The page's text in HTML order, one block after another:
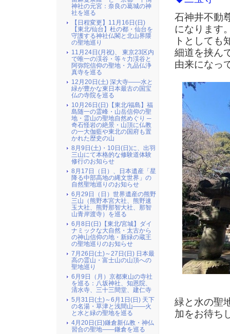
石神井不動
になります
トとしても
細道を挟ん
由来になっ
緑と水の聖
加をお待ち
神社の元宮：奈良の葛城の神
社を巡る
【日程変更】11月16日(日)
【東北/仙台】杜の都・仙台を
守護する神社仏閣と北山界隈
の聖地巡り
11月24日(月祝)、 東京23区内
で唯一の渓谷・等々力渓谷と
阿弥陀信仰の聖地・九品仏浄
真寺を巡る
12月20日(土) 深大寺――水と
緑が豊かな東日本最古の国宝
仏の寺院を巡る
10月26日(日)【東北/福島】福
島随一の霊峰・山岳信仰の聖
地・霊山の聖地自然めぐり ─
奇石怪岩の絶景・山頂に仏教
の一大伽藍や東北の国府も置
かれた歴史の山
8月9日(土)・10日(日)に、出羽
三山にて本格的な修験道体験
修行のお知らせ
8月17日（日）、日本遺産「星
降る中部高地の縄文世界」の
自然聖地巡りのお知らせ
6月29日（日）世界遺産の熊野
三山（熊野本宮大社、熊野速
玉大社、熊野那智大社、那智
山青岸渡寺）を巡る
6月8日(日)【東北/宮城】ダイ
ナミックな大自然・太古から
の神山信仰の地・新緑の蔵王
の聖地巡りのお知らせ
7月26日(土)～27日(日) 日本最
高の霊山・富士山の山頂への
聖地巡り
6月9日（月）京都東山の寺社
を巡る：八坂神社、知恩院、
清水寺、三十三間堂、建仁寺
5月31日(土)～6月1日(日) 天下
の名湯・草津と浅間山――火
と水と緑の聖地を巡る
4月20日(日)鎌倉新仏教・神仏
習合の聖地――鎌倉を巡る